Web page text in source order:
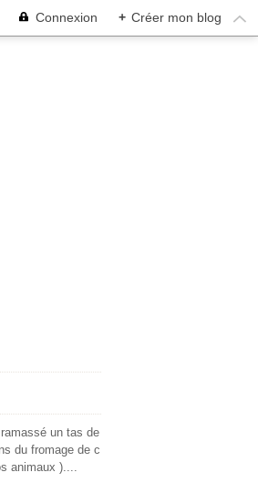
Connexion + Créer mon blog
un tas de
du fromage de c
animaux )....